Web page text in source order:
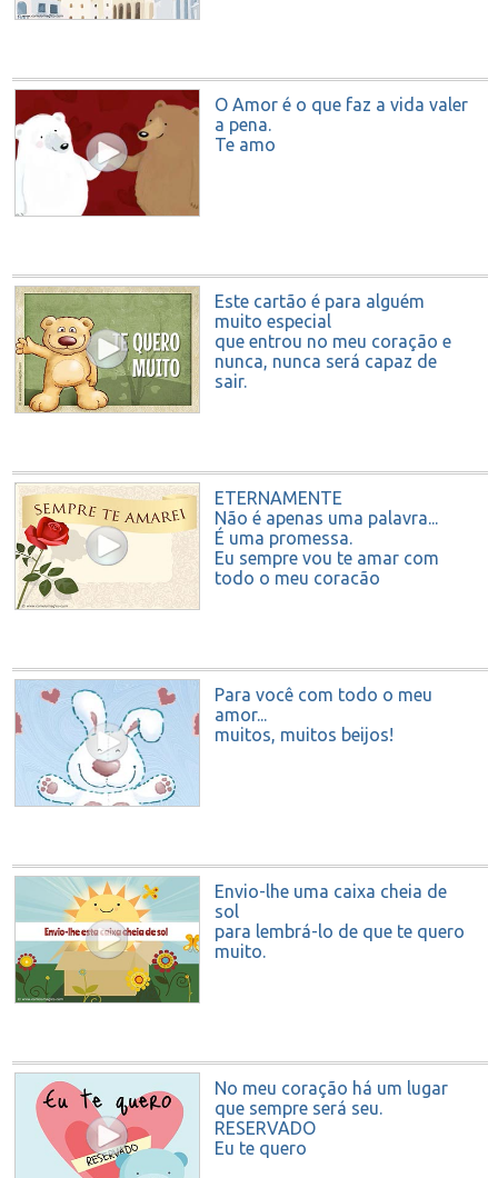
O Amor é o que faz a vida valer
a pena.
Te amo
Este cartão é para alguém
muito especial
que entrou no meu coração e
nunca, nunca será capaz de
sair.
ETERNAMENTE
Não é apenas uma palavra...
É uma promessa.
Eu sempre vou te amar com
todo o meu coração
Para você com todo o meu
amor...
muitos, muitos beijos!
Envio-lhe uma caixa cheia de
sol
para lembrá-lo de que te quero
muito.
No meu coração há um lugar
que sempre será seu.
RESERVADO
Eu te quero